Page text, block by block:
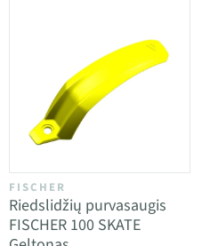
FISCHER
Riedslidžių purvasaugis
FISCHER 100 SKATE